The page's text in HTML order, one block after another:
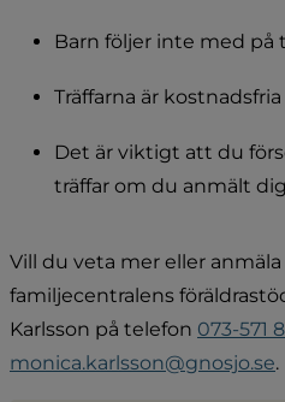
Barn följer inte med på
Träffarna är
Det är viktigt att du
träffar om du anmält
Vill du veta mer eller
familjecentralens
Karlsson på telefon 073-571
monica.karlsson@gnosjo.se.